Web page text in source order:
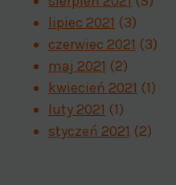
lipiec 2021 (3)
czerwiec 2021 (3)
maj 2021 (2)
kwiecień 2021 (1)
luty 2021 (1)
styczeń 2021 (2)